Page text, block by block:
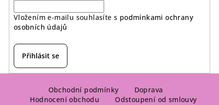
p
v
ý
Vložením e-mailu souhlasíte s podmínkami ochrany
osobních údajů
Přihlásit se
Obchodní podmínky
Doprava
Hodnocení obchodu
Odstoupení od smlouvy